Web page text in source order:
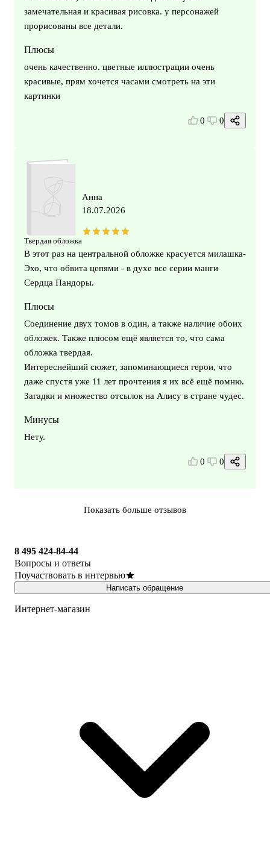
замечательная и красивая рисовка. у персонажей
прорисованы все детали.
Плюсы
очень качественно. цветные иллюстрации очень
красивые, прям хочется часами смотреть на эти
картинки
0 0
Твердая обложка
Анна
18.07.2026
В этот раз на центральной обложке красуется милашка-
Эхо, что обвита цепями - в духе все серии манги
Сердца Пандоры.
Плюсы
Соединение двух томов в один, а также наличие обоих
обложек. Также плюсом ещё является то, что сама
обложка твердая.
Интереснейший сюжет, запоминающиеся герои, что
даже спустя уже 11 лет прочтения я их всё ещё помню.
Загадки и множество отсылок на Алису в стране чудес.
Минусы
Нету.
0 0
Показать больше отзывов
8 495 424-84-44
Вопросы и ответы
Поучаствовать в интервью
Написать обращение
Интернет-магазин